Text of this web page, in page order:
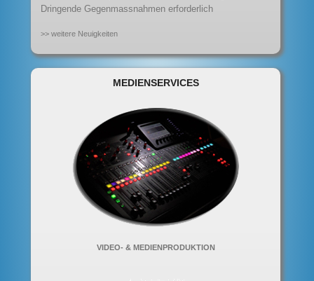
Dringende Gegenmassnahmen erforderlich
>> weitere Neuigkeiten
MEDIENSERVICES
VIDEO- & MEDIENPRODUKTION